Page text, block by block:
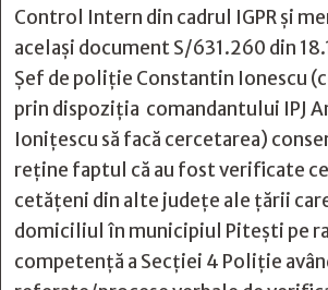
Control Intern din cadrul IGPR și
același document S/631.260 din
Șef de poliție Constantin Ionescu
prin dispoziția comandantului IPJ
Ionițescu să facă cercetarea)
reține faptul că au fost verificate
cetățeni din alte județe ale țării
domiciliul în municipiul Pitești pe
competență a Secției 4 Poliție